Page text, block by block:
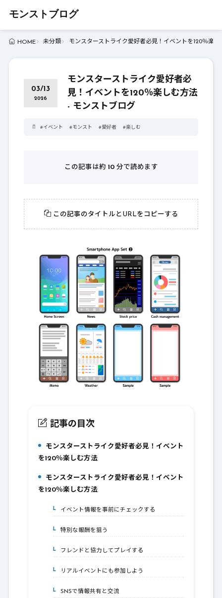
モンストブログ
HOME 未分類 モンスターストライク愛好者必見！イベントを120％楽
03/13
2026
モンスターストライク愛好者必
見！イベントを120％楽しむ方法
- モンストブログ
#イベント #モンスト #愛好者 #楽しむ
この記事は約 10分で読めます
この記事のタイトルとURLをコピーする
記事の目次
モンスターストライク愛好者必見！イベント
を120％楽しむ方法
モンスターストライク愛好者必見！イベント
を120％楽しむ方法
2-1.イベント情報を事前にチェックする
2-2.特別な報酬を狙う
2-3.フレンドと協力してプレイする
2-4.リアルイベントにも参加しよう
2-5.SNSで情報共有と交流